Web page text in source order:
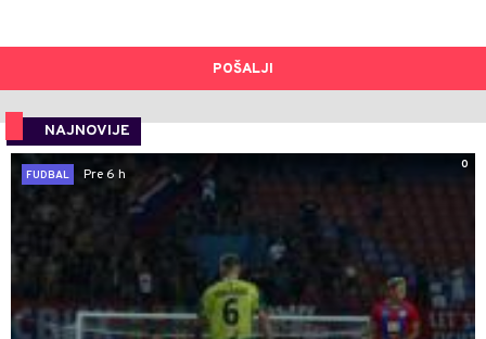
POŠALJI
NAJNOVIJE
0
FUDBAL
Pre 6 h